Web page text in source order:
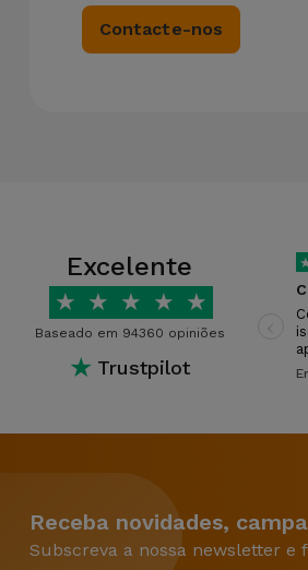
Contacte-nos
Excelente
★ ★ ★ ★ ★
Baseado em 94360 opiniões
★ Trustpilot
Receba novidades,
Subscreva a nossa newsletter e